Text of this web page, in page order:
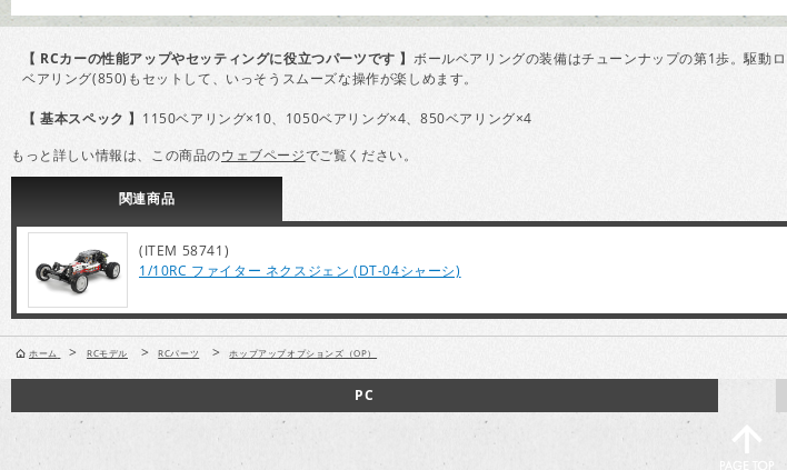
【 RCカーの性能アップやセッティングに役立つパーツです 】ボールベアリングの装備はチューンナップの第1歩。駆動
ベアリング(850)もセットして、いっそうスムーズな操作が楽しめます。
【 基本スペック 】 1150ベアリング×10、1050ベアリング×4、850ベアリング×4
もっと詳しい情報は、この商品のウェブページでご覧ください。
関連商品
(ITEM 58741)
1/10RC ファイター ネクスジェン (DT-04シャーシ)
ホーム > RCモデル > RCパーツ > ホップアップオプションズ（OP）
PC